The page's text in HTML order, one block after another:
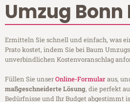
Umzug Bonn
Ermitteln Sie schnell und einfach, was
Prato kostet, indem Sie bei Baum
unverbindlichen Kostenvoranschlag
Füllen Sie unserOnline-Formularaus,
maßgeschneiderte Lösung, die perfekt
Bedürfnisse und Ihr Budget abgestimmt